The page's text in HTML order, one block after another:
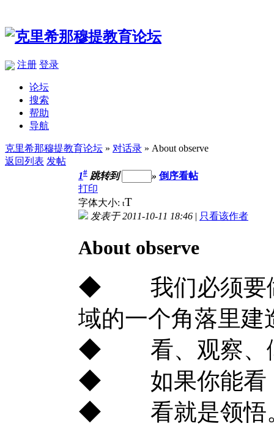
注册 登录
论坛
搜索
帮助
导航
克里希那穆提教育论坛 » 对话录 » About observe
返回列表 发帖
1# 跳转到 » 倒序看帖
打印
字体大小: tT
发表于 2011-10-11 18:46 | 只看该作者
About observe
◆ 我们必须要做
域的一个角落里建
◆ 看、观察、倾
◆ 如果你能看
◆ 看就是领悟。